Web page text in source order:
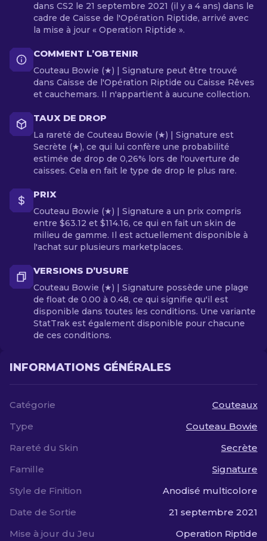
dans CS2 le 21 septembre 2021 (il y a 4 ans) dans le
cadre de Caisse de l'Opération Riptide, arrivé avec
la mise à jour « Operation Riptide ».
COMMENT L’OBTENIR
Couteau Bowie (★) | Signature peut être trouvé
dans Caisse de l'Opération Riptide ou Caisse Rêves
et cauchemars. Il n'appartient à aucune collection.
TAUX DE DROP
La rareté de Couteau Bowie (★) | Signature est
Secrète (★), ce qui lui confère une probabilité
estimée de drop de 0,26% lors de l'ouverture de
caisses. Cela en fait le type de drop le plus rare.
PRIX
Couteau Bowie (★) | Signature a un prix compris
entre $63.12 et $114.16, ce qui en fait un skin de
milieu de gamme. Il est actuellement disponible à
l'achat sur plusieurs marketplaces.
VERSIONS D’USURE
Couteau Bowie (★) | Signature possède une plage
de float de 0.00 à 0.48, ce qui signifie qu'il est
disponible dans toutes les conditions. Une variante
StatTrak est également disponible pour chacune
de ces conditions.
INFORMATIONS GÉNÉRALES
Catégorie
Couteaux
Type
Couteau Bowie
Rareté du Skin
Secrète
Famille
Signature
Style de Finition
Anodisé multicolore
Date de Sortie
21 septembre 2021
Mise à jour du Jeu
Operation Riptide